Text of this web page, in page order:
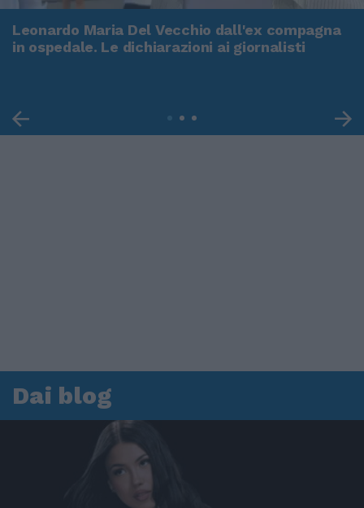
Leonardo Maria Del Vecchio dall'ex compagna
in ospedale. Le dichiarazioni ai giornalisti
Dai blog